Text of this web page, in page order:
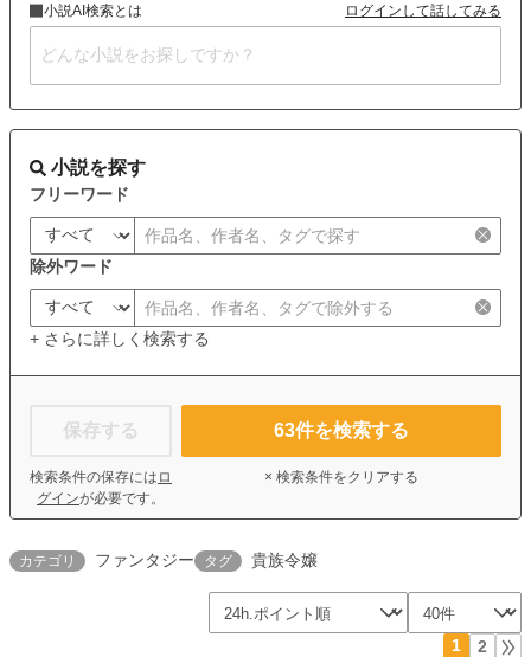
小説AI検索とは ログインして話してみる
小説を探す
フリーワード
除外ワード
+ さらに詳しく検索する
保存する
検索条件の保存には ロ
グインが必要です。
63件を検索する
× 検索条件をクリアする
カテゴリ ファンタジー タグ 貴族令嬢
1 2